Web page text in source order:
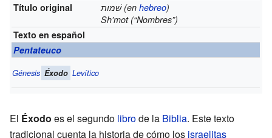
Título original שׁמות (enhebreo)
Sh'mot (“Nombres”)
Texto en español
Pentateuco
Génesis Éxodo Levítico
El Éxodo es el segundo librode la Biblia. Este texto
tradicional cuenta la historia de cómo los israelitas